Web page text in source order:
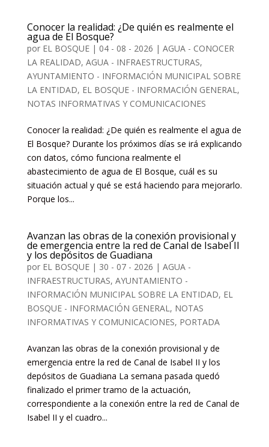
Conocer la realidad: ¿De quién es realmente el
agua de El Bosque?
por EL BOSQUE| 04 - 08 - 2026 | AGUA - CONOCER
LA REALIDAD, AGUA - INFRAESTRUCTURAS,
AYUNTAMIENTO - INFORMACIÓN MUNICIPAL SOBRE
LA ENTIDAD, EL BOSQUE - INFORMACIÓN GENERAL,
NOTAS INFORMATIVAS Y COMUNICACIONES
Conocer la realidad: ¿De quién es realmente el agua de
El Bosque? Durante los próximos días se irá explicando
con datos, cómo funciona realmente el
abastecimiento de agua de El Bosque, cuál es su
situación actual y qué se está haciendo para mejorarlo.
Porque los...
Avanzan las obras de la conexión provisional y
de emergencia entre la red de Canal de Isabel II
y los depósitos de Guadiana
por EL BOSQUE| 30 - 07 - 2026 | AGUA -
INFRAESTRUCTURAS, AYUNTAMIENTO -
INFORMACIÓN MUNICIPAL SOBRE LA ENTIDAD, EL
BOSQUE - INFORMACIÓN GENERAL, NOTAS
INFORMATIVAS Y COMUNICACIONES, PORTADA
Avanzan las obras de la conexión provisional y de
emergencia entre la red de Canal de Isabel II y los
depósitos de Guadiana La semana pasada quedó
finalizado el primer tramo de la actuación,
correspondiente a la conexión entre la red de Canal de
Isabel II y el cuadro...